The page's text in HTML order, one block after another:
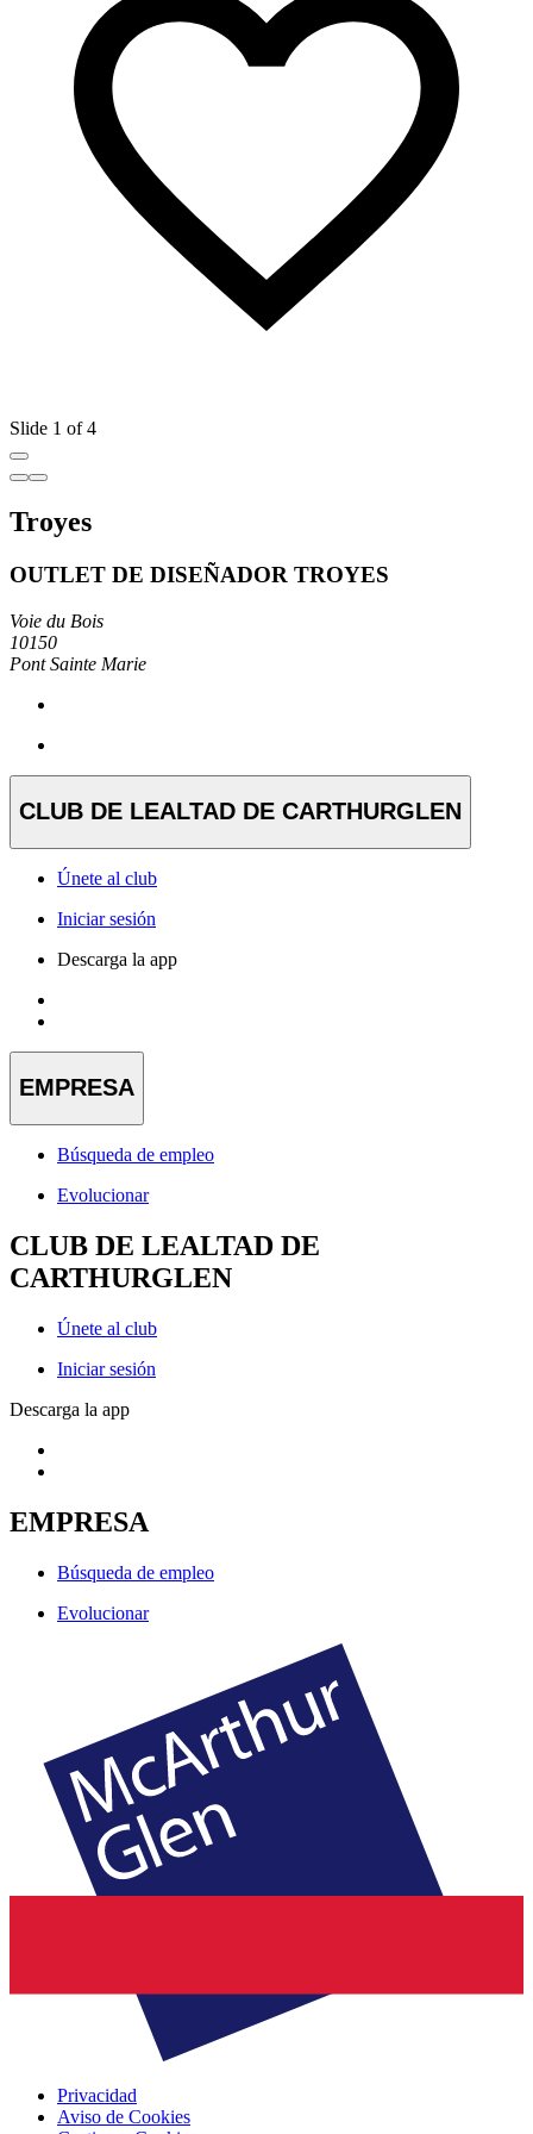
Slide 1 of 4
Troyes
OUTLET DE DISEÑADOR TROYES
Voie du Bois
10150
Pont Sainte Marie
CLUB DE LEALTAD DE CARTHURGLEN
Únete al club
Iniciar sesión
Descarga la app
EMPRESA
Búsqueda de empleo
Evolucionar
CLUB DE LEALTAD DE
CARTHURGLEN
Únete al club
Iniciar sesión
Descarga la app
EMPRESA
Búsqueda de empleo
Evolucionar
Privacidad
Aviso de Cookies